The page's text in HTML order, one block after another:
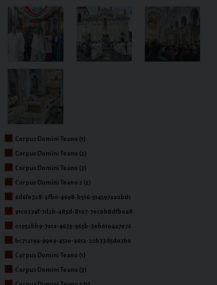
Corpus Domini Teano (1)
Corpus Domini Teano (2)
Corpus Domini Teano (3)
Corpus Domini Teano 2 (2)
6d6fe328-2fb0-4698-b516-514597aa0bd1
91c0274f-7d2b-485d-8107-7ec0b8dfbea8
01952bb9-7a1a-4635-965b-3eb6104a7e76
bc71219a-99e9-451e-a612-22b33d5d07b0
Corpus Domini Teano (1)
Corpus Domini Teano (3)